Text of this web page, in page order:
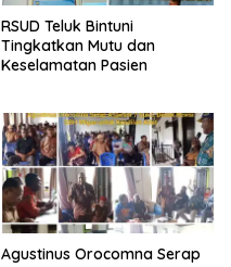
RSUD Teluk Bintuni
Tingkatkan Mutu dan
Keselamatan Pasien
Agustinus Orocomna Serap